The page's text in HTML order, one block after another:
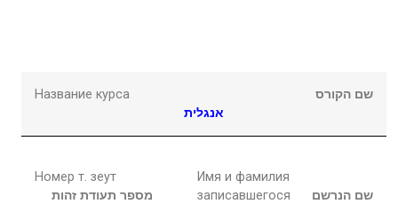
Название курса
שם הקורס
אנגלית
Номер т. зеут
מספר תעודת זהות
Имя и фамилия
записавшегося
שם הנרשם